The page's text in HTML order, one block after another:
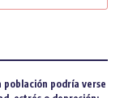
población podría verse